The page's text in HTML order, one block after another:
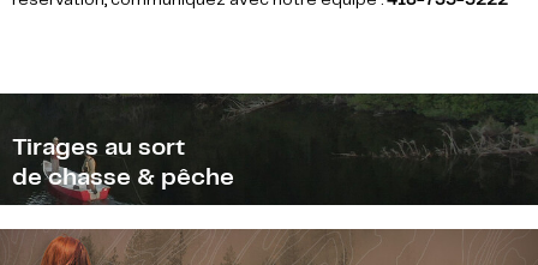
Tirages au sort
de chasse & pêche